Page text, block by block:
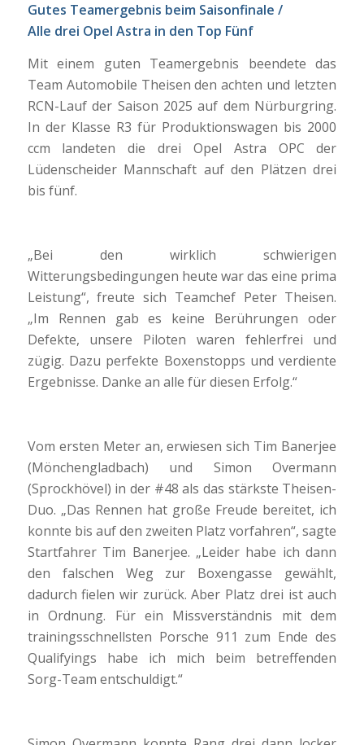
Gutes Teamergebnis beim Saisonfinale /
Alle drei Opel Astra in den Top Fünf
Mit einem guten Teamergebnis beendete das
Team Automobile Theisen den achten und letzten
RCN-Lauf der Saison 2025 auf dem Nürburgring.
In der Klasse R3 für Produktionswagen bis 2000
ccm landeten die drei Opel Astra OPC der
Lüdenscheider Mannschaft auf den Plätzen drei
bis fünf.
„Bei den wirklich schwierigen
Witterungsbedingungen heute war das eine prima
Leistung“, freute sich Teamchef Peter Theisen.
„Im Rennen gab es keine Berührungen oder
Defekte, unsere Piloten waren fehlerfrei und
zügig. Dazu perfekte Boxenstopps und verdiente
Ergebnisse. Danke an alle für diesen Erfolg.“
Vom ersten Meter an, erwiesen sich Tim Banerjee
(Mönchengladbach) und Simon Overmann
(Sprockhövel) in der #48 als das stärkste Theisen-
Duo. „Das Rennen hat große Freude bereitet, ich
konnte bis auf den zweiten Platz vorfahren“, sagte
Startfahrer Tim Banerjee. „Leider habe ich dann
den falschen Weg zur Boxengasse gewählt,
dadurch fielen wir zurück. Aber Platz drei ist auch
in Ordnung. Für ein Missverständnis mit dem
trainingsschnellsten Porsche 911 zum Ende des
Qualifyings habe ich mich beim betreffenden
Sorg-Team entschuldigt.“